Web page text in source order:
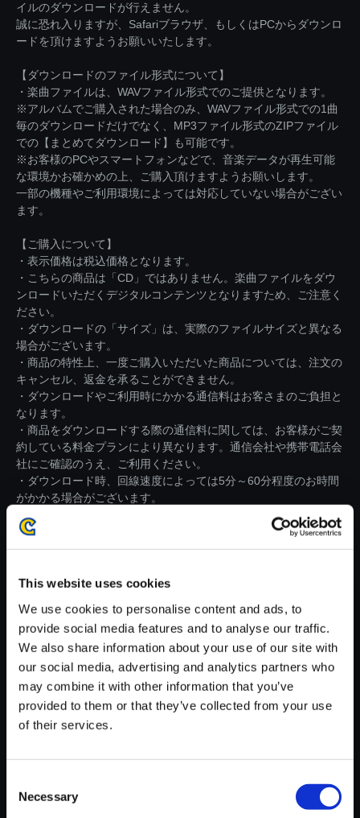
This website uses cookies
We use cookies to personalise content and ads, to
provide social media features and to analyse our traffic.
We also share information about your use of our site with
our social media, advertising and analytics partners who
may combine it with other information that you’ve
provided to them or that they’ve collected from your use
of their services.
Selection
Necessary
イルのダウンロードが行えません。
誠に恐れ入りますが、Safariブラウザ、もしくはPCからダウンロ
ードを頂けますようお願いいたします。
【ダウンロードのファイル形式について】
・楽曲ファイルは、WAVファイル形式でのご提供となります。
※アルバムでご購入された場合のみ、WAVファイル形式での1曲
毎のダウンロードだけでなく、MP3ファイル形式のZIPファイル
での【まとめてダウンロード】も可能です。
※お客様のPCやスマートフォンなどで、音楽データが再生可能
な環境かお確かめの上、ご購入頂けますようお願いします。
一部の機種やご利用環境によっては対応していない場合がござい
ます。
【ご購入について】
・表示価格は税込価格となります。
・こちらの商品は「CD」ではありません。楽曲ファイルをダウ
ンロードいただくデジタルコンテンツとなりますため、ご注意く
ださい。
・ダウンロードの「サイズ」は、実際のファイルサイズと異なる
場合がございます。
・商品の特性上、一度ご購入いただいた商品については、注文の
キャンセル、返金を承ることができません。
・ダウンロードやご利用時にかかる通信料はお客さまのご負担と
なります。
・商品をダウンロードする際の通信料に関しては、お客様がご契
約している料金プランにより異なります。通信会社や携帯電話会
社にご確認のうえ、ご利用ください。
・ダウンロード時、回線速度によっては5分～60分程度のお時間
がかかる場合がございます。
※ご購入いただいたファイルのダウンロードの際には、通信環境
が安定しているWifi環境でお試しください。
【単曲】Kunitsu-Kami
150円
7ポイント付与